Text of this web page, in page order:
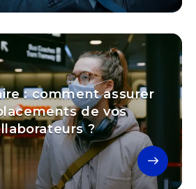
: comment assurer
de vos
?